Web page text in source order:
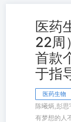
医药
22周
首款
于指
医药生物
陈曦炳,彭思
有梦想的人